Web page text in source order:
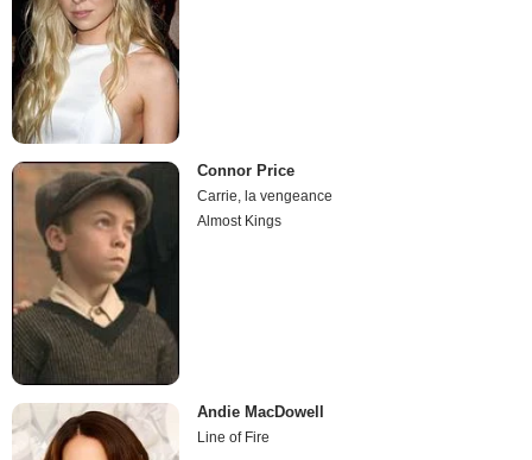
Connor Price
Carrie, la vengeance
Almost Kings
Andie MacDowell
Line of Fire